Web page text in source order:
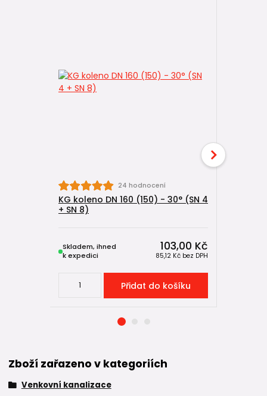
24 hodnocení
KG koleno DN 160 (150) - 30° (SN 4
+ SN 8)
103,00 Kč
85,12 Kč bez DPH
Skladem, ihned
k expedici
Přidat do košíku
Zboží zařazeno v kategoriích
Venkovní kanalizace